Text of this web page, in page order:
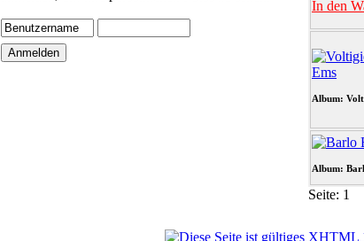
In den
Album:
Album:
Seite: 1